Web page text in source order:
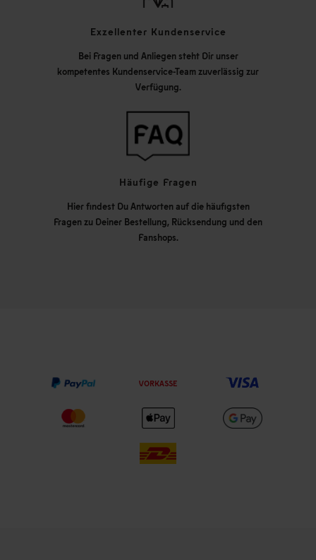
Exzellenter Kundenservice
Bei Fragen und Anliegen steht Dir unser
kompetentes Kundenservice-Team zuverlässig zur
Verfügung.
Häufige Fragen
Hier findest Du Antworten auf die häufigsten
Fragen zu Deiner Bestellung, Rücksendung und den
Fanshops.
VORKASSE